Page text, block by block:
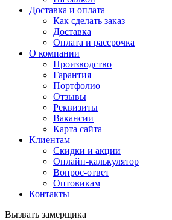
Доставка и оплата
Как сделать заказ
Доставка
Оплата и рассрочка
О компании
Производство
Гарантия
Портфолио
Отзывы
Реквизиты
Вакансии
Карта сайта
Клиентам
Скидки и акции
Онлайн-калькулятор
Вопрос-ответ
Оптовикам
Контакты
Вызвать замерщика